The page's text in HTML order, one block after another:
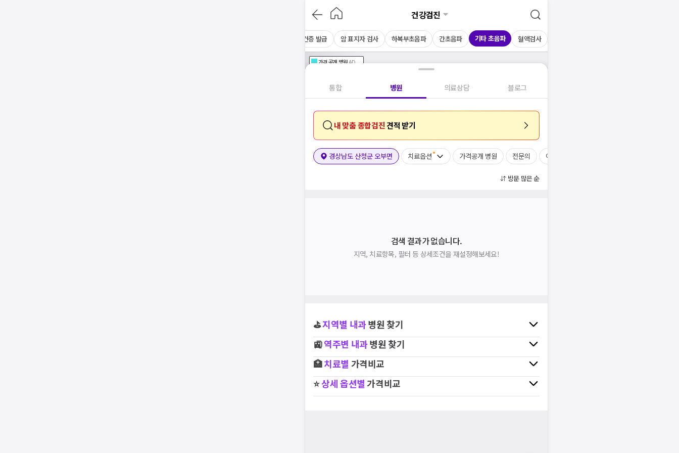
건강검진
보건증 발급 암 표지자 검사 하복부초음파 간초음파 기타 초음파 혈액검사
가격공개 병원AD
통합 병원 의료상담 블로그
내 맞춤 종합검진 견적 받기
경상남도 산청군 오부면 치료옵션 가격공개 병원 전문의 여의사
방문 많은 순
검색 결과가 없습니다.
지역, 치료항목, 필터 등 상세조건을 재설정해보세요!
⛳지역별 내과병원 찾기
🚉역주변 내과병원 찾기
🏥치료별 가격비교
⭐상세 옵션별가격비교